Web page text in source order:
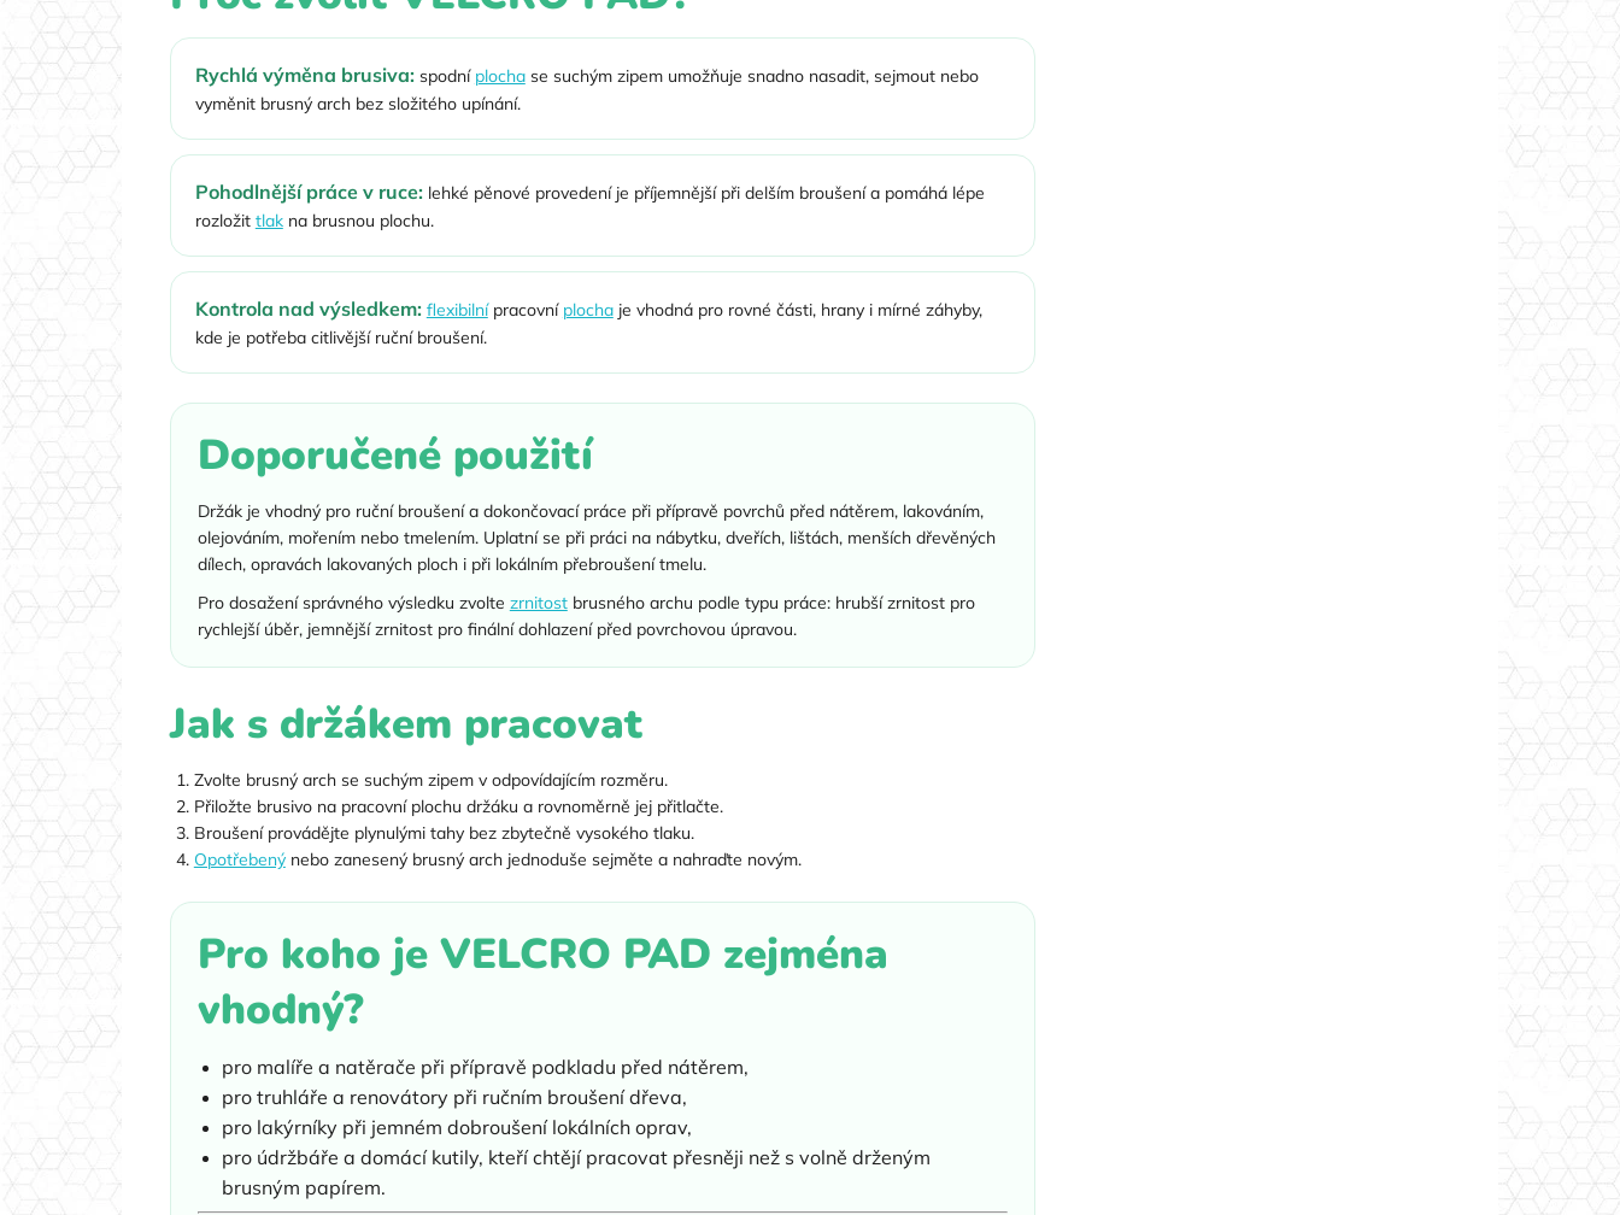
Rychlá výměna brusiva: spodní plochase suchým zipem umožňuje snadno nasadit, sejmout nebo
vyměnit brusný arch bez složitého upínání.
Pohodlnější práce v ruce:lehké pěnové provedení je příjemnější při delším broušení a pomáhá lépe
rozložit tlakna brusnou plochu.
Kontrola nad výsledkem: flexibilnípracovní plochaje vhodná pro rovné části, hrany i mírné záhyby,
kde je potřeba citlivější ruční broušení.
Doporučené použití
Držák je vhodný pro ruční broušení a dokončovací práce při přípravě povrchů před nátěrem, lakováním,
olejováním, mořením nebo tmelením. Uplatní se při práci na nábytku, dveřích, lištách, menších dřevěných
dílech, opravách lakovaných ploch i při lokálním přebroušení tmelu.
Pro dosažení správného výsledku zvolte zrnitostbrusného archu podle typu práce: hrubší zrnitost pro
rychlejší úběr, jemnější zrnitost pro finální dohlazení před povrchovou úpravou.
Jak s držákem pracovat
Zvolte brusný arch se suchým zipem v odpovídajícím rozměru.
Přiložte brusivo na pracovní plochu držáku a rovnoměrně jej přitlačte.
Broušení provádějte plynulými tahy bez zbytečně vysokého tlaku.
Opotřebenýnebo zanesený brusný arch jednoduše sejměte a nahraďte novým.
Pro koho je VELCRO PAD zejména
vhodný?
pro malíře a natěrače při přípravě podkladu před nátěrem,
pro truhláře a renovátory při ručním broušení dřeva,
pro lakýrníky při jemném dobroušení lokálních oprav,
pro údržbáře a domácí kutily, kteří chtějí pracovat přesněji než s volně drženým
brusným papírem.